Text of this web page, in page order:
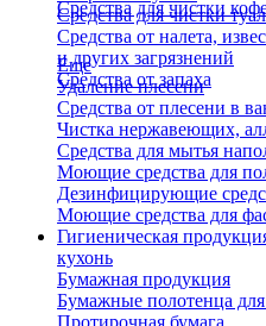
Средства для чистки
Средства для чистки
Средства от налета,
и других загрязнений
Средства от запаха
Еще
Удаление плесени
Средства от плесени в
Чистка нержавеющих,
Средства для мытья
Моющие средства для
Дезинфицирующие
Моющие средства для
Гигиеническая
кухонь
Бумажная продукция
Бумажные полотенца
Протирочная бумага